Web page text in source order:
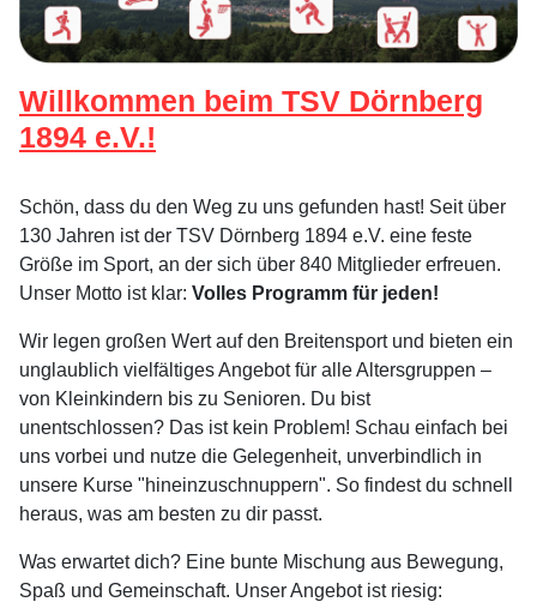
Willkommen beim TSV Dörnberg
1894 e.V.!
Schön, dass du den Weg zu uns gefunden hast! Seit über
130 Jahren ist der TSV Dörnberg 1894 e.V. eine feste
Größe im Sport, an der sich über 840 Mitglieder erfreuen.
Unser Motto ist klar: Volles Programm für jeden!
Wir legen großen Wert auf den Breitensport und bieten ein
unglaublich vielfältiges Angebot für alle Altersgruppen –
von Kleinkindern bis zu Senioren. Du bist
unentschlossen? Das ist kein Problem! Schau einfach bei
uns vorbei und nutze die Gelegenheit, unverbindlich in
unsere Kurse "hineinzuschnuppern". So findest du schnell
heraus, was am besten zu dir passt.
Was erwartet dich? Eine bunte Mischung aus Bewegung,
Spaß und Gemeinschaft. Unser Angebot ist riesig: